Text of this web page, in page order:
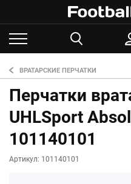
ВРАТАРСКИЕ ПЕРЧАТКИ
Перчатки
UHLSport
101140101
Артикул: 101140101